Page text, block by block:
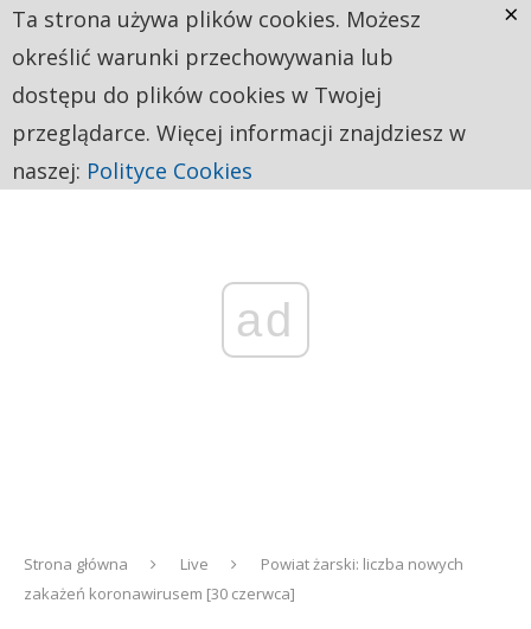
ad
Strona główna Live
Powiat żarski: liczba nowych
zakażeń koronawirusem [30 czerwca]
Ta strona używa plików cookies. Możesz
określić warunki przechowywania lub
dostępu do plików cookies w Twojej
przeglądarce. Więcej informacji znajdziesz w
naszej: Polityce Cookies
×